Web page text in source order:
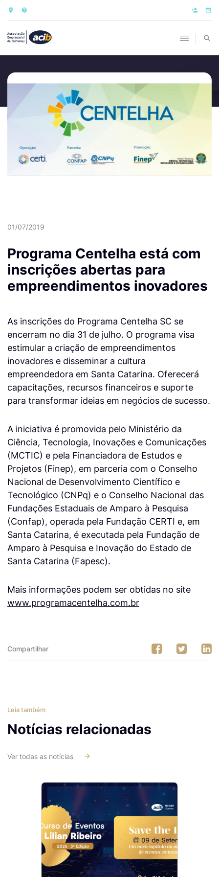
01/07/2019
Programa Centelha está com
inscrições abertas para
empreendimentos inovadores
As inscrições do Programa Centelha SC se
encerram no dia 31 de julho. O programa visa
estimular a criação de empreendimentos
inovadores e disseminar a cultura
empreendedora em Santa Catarina. Oferecerá
capacitações, recursos financeiros e suporte
para transformar ideias em negócios de sucesso.
A iniciativa é promovida pelo Ministério da
Ciência, Tecnologia, Inovações e Comunicações
(MCTIC) e pela Financiadora de Estudos e
Projetos (Finep), em parceria com o Conselho
Nacional de Desenvolvimento Científico e
Tecnológico (CNPq) e o Conselho Nacional das
Fundações Estaduais de Amparo à Pesquisa
(Confap), operada pela Fundação CERTI e, em
Santa Catarina, é executada pela Fundação de
Amparo à Pesquisa e Inovação do Estado de
Santa Catarina (Fapesc).
Mais informações podem ser obtidas no site
www.programacentelha.com.br
Compartilhar
Leia também
Notícias relacionadas
Ver todas as notícias